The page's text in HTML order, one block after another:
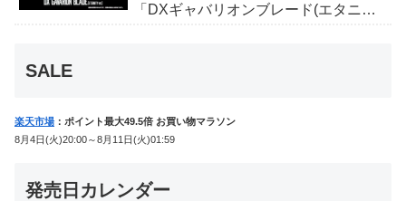
「DXギャバリオンブレード(エタニテ
SALE
楽天市場 ：ポイント最大49.5倍 お買い物マラソン
8月4日(火)20:00～8月11日(火)01:59
発売日カレンダー